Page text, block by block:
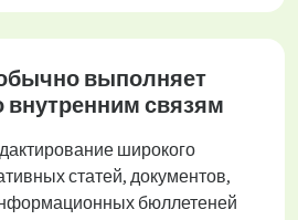
выполняет
внутренним связям
широкого
статей, документов,
бюллетеней